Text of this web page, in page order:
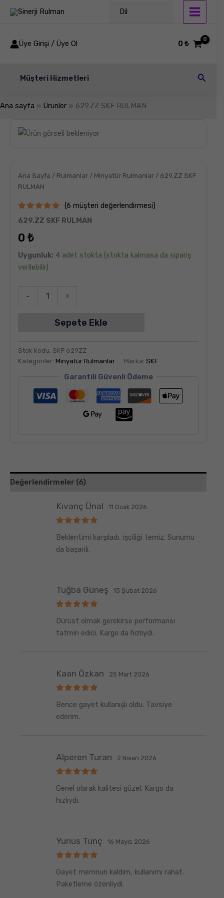
atla
Dil
Üye Girişi / Üye Ol 0₺
Müşteri Hizmetleri Arama
Ana sayfa Ürünler 629.ZZ SKF RULMAN
Ana Sayfa / Rulmanlar / Minyatür Rulmanlar / 629.ZZ SKF
RULMAN
6müşteri
puanına
5
5.00
puan
aldı
(6 müşteri değerlendirmesi)
629.ZZ SKF RULMAN
0 ₺
Uygunluk: 4 adet stokta (stokta kalmasa da sipariş
verilebilir)
-
SKF
+
Sepete Ekle
Stok kodu: SKF 629ZZ
Kategoriler: Minyatür Rulmanlar Marka: SKF
Garantili Güvenli Ödeme
Değerlendirmeler (6)
üzerinden
5
oy aldı
Kıvanç Ünal 11 Ocak 2026
Beklentimi karşıladı, işçiliği temiz. Sunumu
da başarılı.
üzerinden
5
oy aldı
Tuğba Güneş 13 Şubat 2026
Dürüst olmak gerekirse performansı
tatmin edici. Kargo da hızlıydı.
üzerinden
oy aldı
Kaan Özkan 25 Mart 2026
Bence gayet kullanışlı oldu. Tavsiye
ederim.
üzerinden
5
oy aldı
Alperen Turan 2 Nisan 2026
Genel olarak kalitesi güzel. Kargo da
hızlıydı.
üzerinden
5
oy aldı
Yunus Tunç 16 Mayıs 2026
Gayet memnun kaldım, kullanımı rahat.
Paketleme özenliydi.